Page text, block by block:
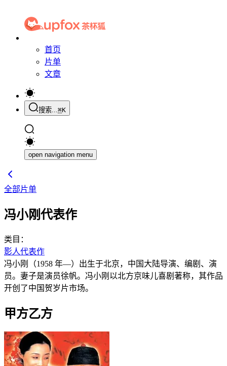
首页
片单
文章
搜索...⌘K
open navigation menu
全部片单
冯小刚代表作
类目：
影人代表作
冯小刚（1958 年—）出生于北京，中国大陆导演、编剧、演
员。妻子是演员徐帆。冯小刚以北方京味儿喜剧著称，其作品
开创了中国贺岁片市场。
甲方乙方‎